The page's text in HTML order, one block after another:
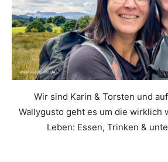
Wir sind Karin & Torsten und
Wallygusto geht es um die wirklich
Leben: Essen, Trinken &